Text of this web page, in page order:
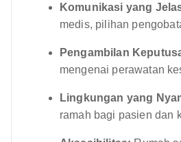
Komunikasi yang
medis, pilihan
Pengambilan
mengenai perawatan
Lingkungan yang
ramah bagi pasien dan